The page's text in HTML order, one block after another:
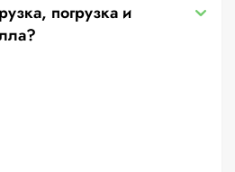
погрузка и